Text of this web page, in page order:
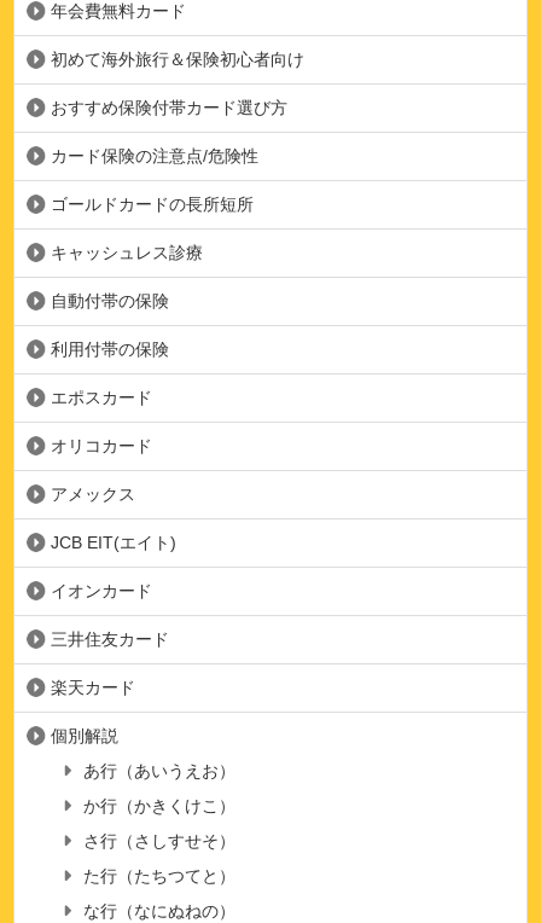
年会費無料カード
初めて海外旅行＆保険初心者向け
おすすめ保険付帯カード選び方
カード保険の注意点/危険性
ゴールドカードの長所短所
キャッシュレス診療
自動付帯の保険
利用付帯の保険
エポスカード
オリコカード
アメックス
JCB EIT(エイト)
イオンカード
三井住友カード
楽天カード
個別解説
あ行（あいうえお）
か行（かきくけこ）
さ行（さしすせそ）
た行（たちつてと）
な行（なにぬねの）